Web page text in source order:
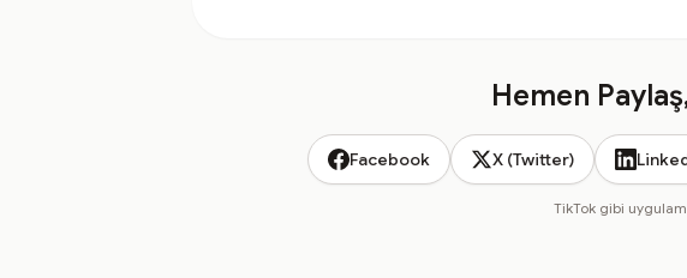
Hemen
Facebook X (Twitter)
TikTok gibi